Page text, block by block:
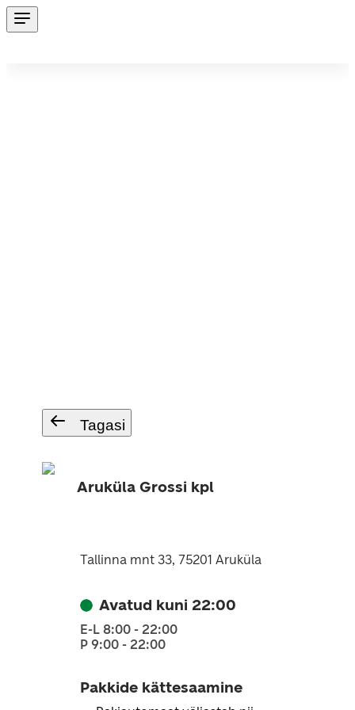
Tagasi
Aruküla Grossi kpl
Tallinna mnt 33, 75201 Aruküla
Avatud kuni 22:00
E-L 8:00 - 22:00
P 9:00 - 22:00
Pakkide kättesaamine